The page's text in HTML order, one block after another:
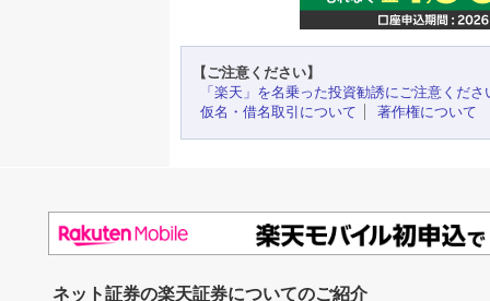
【ご注意ください】
「楽天」を名乗った投資勧誘にご注意くださ
仮名・借名取引について
著作権について
ネット証券の楽天証券についてのご紹介